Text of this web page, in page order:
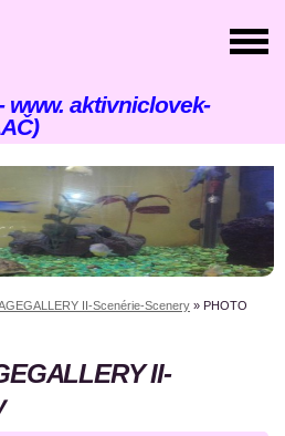
www. aktivniclovek-
II-Scenérie-Scenery » PHOTO
II-